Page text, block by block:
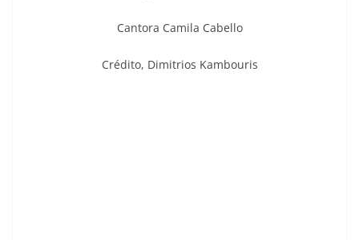
Cantora Camila Cabello
Crédito, Dimitrios Kambouris